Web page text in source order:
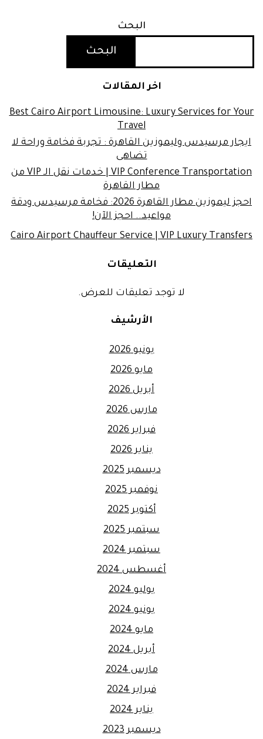
البحث
البحث
اخر المقالات
Best Cairo Airport Limousine: Luxury Services for Your
Travel
ايجار مرسيدس وليموزين القاهرة : تجربة فخامة وراحة لا
تضاهى
VIP Conference Transportation | خدمات نقل الـ VIP من
مطار القاهرة
احجز ليموزين مطار القاهرة 2026: فخامة مرسيدس ودقة
مواعيد.. احجز الآن!
Cairo Airport Chauffeur Service | VIP Luxury Transfers
التعليقات
لا توجد تعليقات للعرض.
الأرشيف
يونيو 2026
مايو 2026
أبريل 2026
مارس 2026
فبراير 2026
يناير 2026
ديسمبر 2025
نوفمبر 2025
أكتوبر 2025
سبتمبر 2025
سبتمبر 2024
أغسطس 2024
يوليو 2024
يونيو 2024
مايو 2024
أبريل 2024
مارس 2024
فبراير 2024
يناير 2024
ديسمبر 2023